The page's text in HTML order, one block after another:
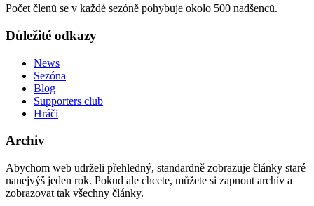
Počet členů se v každé sezóně pohybuje okolo 500 nadšenců.
Důležité odkazy
News
Sezóna
Blog
Supporters club
Hráči
Archiv
Abychom web udrželi přehledný, standardně zobrazuje články staré
nanejvýš jeden rok. Pokud ale chcete, můžete si zapnout archív a
zobrazovat tak všechny články.